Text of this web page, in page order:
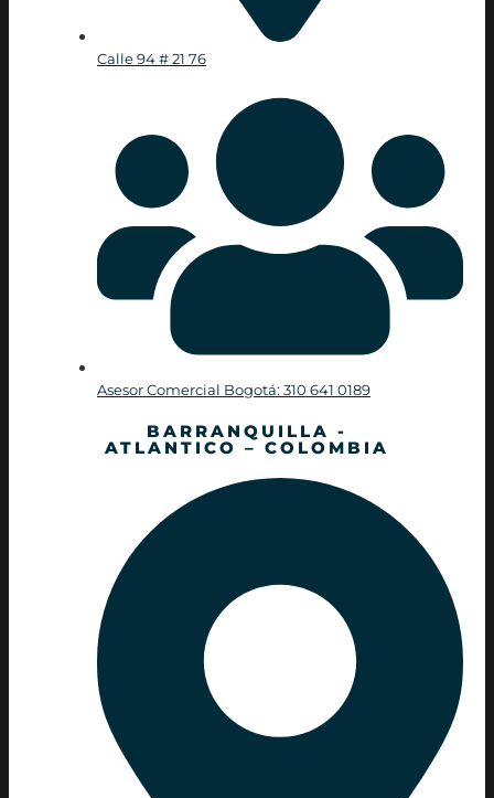
Calle 94 # 21 76
Asesor Comercial Bogotá: 310 641 0189
BARRANQUILLA -
ATLANTICO – COLOMBIA